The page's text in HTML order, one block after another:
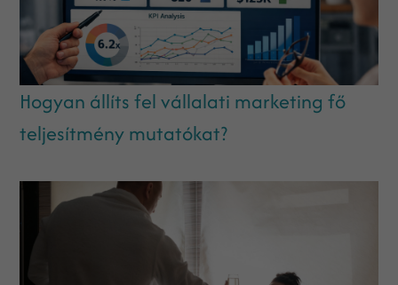
Hogyan állíts fel vállalati marketing fő
teljesítmény mutatókat?